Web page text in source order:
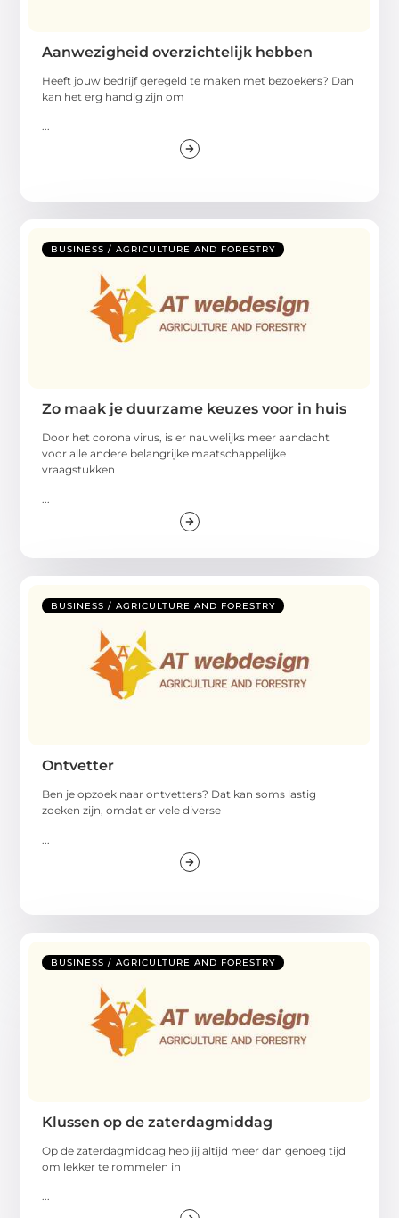
Aanwezigheid overzichtelijk hebben
Heeft jouw bedrijf geregeld te maken met bezoekers? Dan
kan het erg handig zijn om
BUSINESS / AGRICULTURE AND FORESTRY
Zo maak je duurzame keuzes voor in huis
Door het corona virus, is er nauwelijks meer aandacht
voor alle andere belangrijke maatschappelijke
vraagstukken
BUSINESS / AGRICULTURE AND FORESTRY
Ontvetter
Ben je opzoek naar ontvetters? Dat kan soms lastig
zoeken zijn, omdat er vele diverse
BUSINESS / AGRICULTURE AND FORESTRY
Klussen op de zaterdagmiddag
Op de zaterdagmiddag heb jij altijd meer dan genoeg tijd
om lekker te rommelen in